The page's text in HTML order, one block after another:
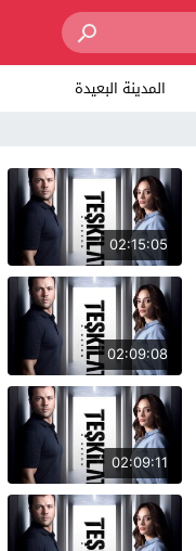
المدينة البعيدة
02:15:05
02:09:08
02:09:11